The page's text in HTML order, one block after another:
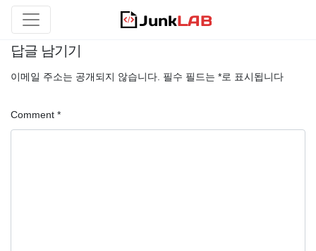
답글 남기기
이메일 주소는 공개되지 않습니다. 필수 필드는 *로 표시됩니다
Comment *